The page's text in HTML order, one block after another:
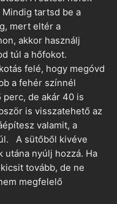
Mindig tartsd be a
mert eltér a
akkor használj
túl a hőfokot.
felé, hogy megóvd
a fehér színnél
de akár 40 is
is visszatehető az
valamit, a
A sütőből kivéve
utána nyúlj hozzá. Ha
tovább, de ne
megfelelő